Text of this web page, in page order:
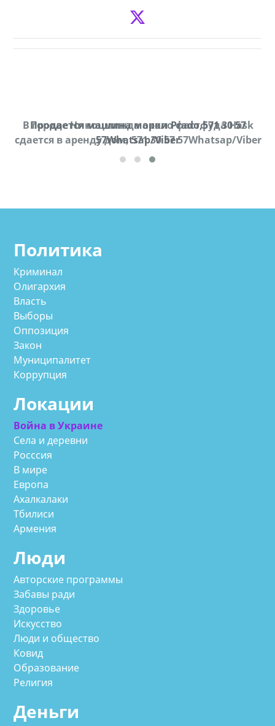
В городе Ниноцминда около фастфуда Hask
cдается в аренду дом, 571 30 57 57Whatsap/Viber
Продается машина марки Prado,571 30 57
57Whatsap/Viber
Политика
Криминал
Олигархия
Власть
Выборы
Оппозиция
Закон
Муниципалитет
Коррупция
Локации
Война в Украине
Села и деревни
Росссия
В мире
Европа
Ахалкалаки
Тбилиси
Армения
Люди
Авторские программы
Забавы ради
Здоровье
Искусство
Люди и общество
Ковид
Образование
Религия
Деньги